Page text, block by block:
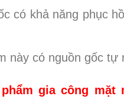
có khả năng phục
này có nguồn gốc
gia công